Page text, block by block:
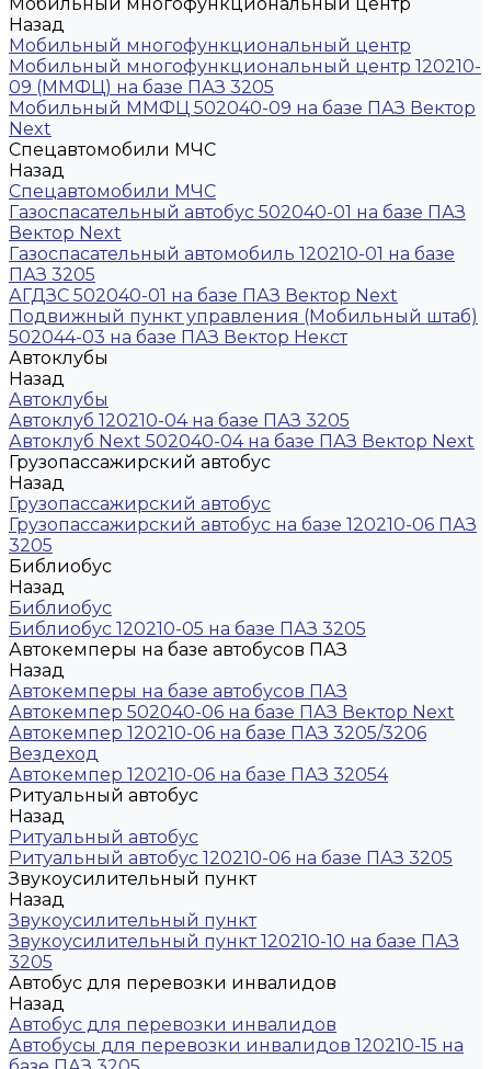
Назад
Мобильный многофункциональный центр
Мобильный многофункциональный центр 120210-
09 (ММФЦ) на базе ПАЗ 3205
Мобильный ММФЦ 502040-09 на базе ПАЗ Вектор
Next
Спецавтомобили МЧС
Назад
Спецавтомобили МЧС
Газоспасательный автобус 502040-01 на базе ПАЗ
Вектор Next
Газоспасательный автомобиль 120210-01 на базе
ПАЗ 3205
АГДЗС 502040-01 на базе ПАЗ Вектор Next
Подвижный пункт управления (Мобильный штаб)
502044-03 на базе ПАЗ Вектор Некст
Автоклубы
Назад
Автоклубы
Автоклуб 120210-04 на базе ПАЗ 3205
Автоклуб Next 502040-04 на базе ПАЗ Вектор Next
Грузопассажирский автобус
Назад
Грузопассажирский автобус
Грузопассажирский автобус на базе 120210-06 ПАЗ
3205
Библиобус
Назад
Библиобус
Библиобус 120210-05 на базе ПАЗ 3205
Автокемперы на базе автобусов ПАЗ
Назад
Автокемперы на базе автобусов ПАЗ
Автокемпер 502040-06 на базе ПАЗ Вектор Next
Автокемпер 120210-06 на базе ПАЗ 3205/3206
Вездеход
Автокемпер 120210-06 на базе ПАЗ 32054
Ритуальный автобус
Назад
Ритуальный автобус
Ритуальный автобус 120210-06 на базе ПАЗ 3205
Звукоусилительный пункт
Назад
Звукоусилительный пункт
Звукоусилительный пункт 120210-10 на базе ПАЗ
3205
Автобус для перевозки инвалидов
Назад
Автобус для перевозки инвалидов
Автобусы для перевозки инвалидов 120210-15 на